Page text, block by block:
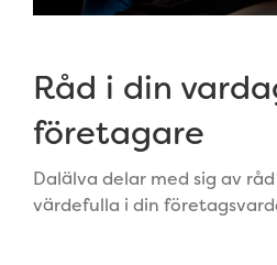
Råd i din
företagare
Dalälva delar med sig av
värdefulla i din